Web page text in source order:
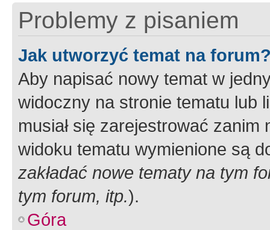
Problemy z pisaniem
Jak utworzyć temat na
Aby napisać nowy temat w
widoczny na stronie tematu lub
musiał się zarejestrować
widoku tematu wymienione są
zakładać nowe tematy na tym
tym forum, itp.).
Góra